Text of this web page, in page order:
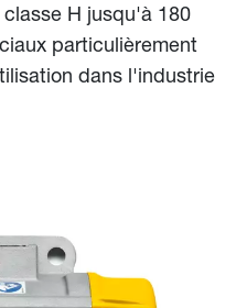
H jusqu'à 180
particulièrement
dans l'industrie